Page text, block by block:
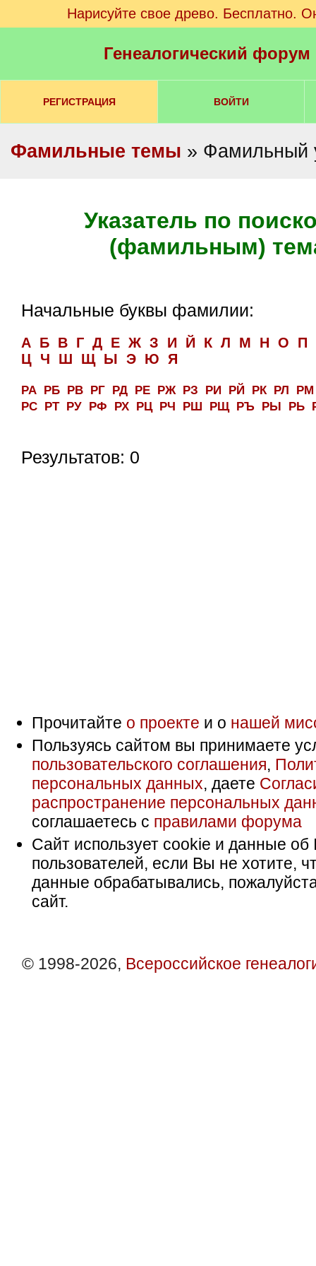
Нарисуйте свое древо. Бесплатно.
Генеалогический
РЕГИСТРАЦИЯ ВОЙТИ
Фамильные темы » Фамильный
Указатель по
(фамильным)
Начальные буквы фамилии:
А Б В Г Д Е Ж З И Й К Л М Н О
П
Ц Ч Ш Щ Ы Э Ю Я
РА РБ РВ РГ РД РЕ РЖ РЗ РИ РЙ РК РЛ
РМ
РС
РТ РУ РФ РХ РЦ РЧ РШ РЩ РЪ РЫ РЬ
Результатов: 0
Прочитайте о проекте и о нашей
Пользуясь сайтом вы принимаете
пользовательского соглашения,
персональных данных, даете
распространение персональных
соглашаетесь с правилами форума
Сайт использует cookie и данные об
пользователей, если Вы не хотите,
данные обрабатывались,
сайт.
© 1998-2026, Всероссийское